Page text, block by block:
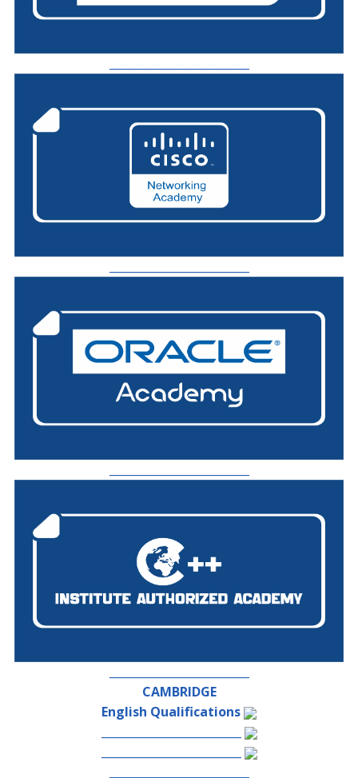
CAMBRIDGE
English Qualifications